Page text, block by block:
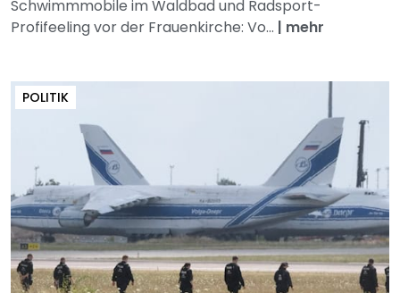
Schwimmmobile im Waldbad und Radsport-
Profifeeling vor der Frauenkirche: Vo... | mehr
POLITIK